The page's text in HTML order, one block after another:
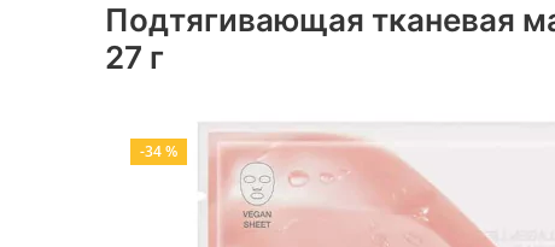
Подтягивающая тканевая
27 г
-34 %